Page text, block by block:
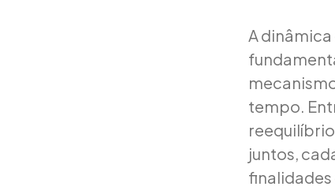
A
tempo.
juntos,